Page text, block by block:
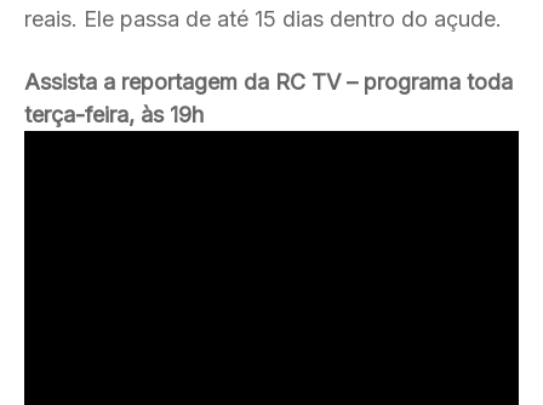
reais. Ele passa de até 15 dias dentro do açude.
Assista a reportagem da RC TV – programa toda
terça-feira, às 19h